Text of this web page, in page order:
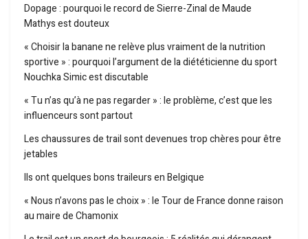
Dopage : pourquoi le record de Sierre-Zinal de Maude
Mathys est douteux
« Choisir la banane ne relève plus vraiment de la nutrition
sportive » : pourquoi l’argument de la diététicienne du sport
Nouchka Simic est discutable
« Tu n’as qu’à ne pas regarder » : le problème, c’est que les
influenceurs sont partout
Les chaussures de trail sont devenues trop chères pour être
jetables
Ils ont quelques bons traileurs en Belgique
« Nous n’avons pas le choix » : le Tour de France donne raison
au maire de Chamonix